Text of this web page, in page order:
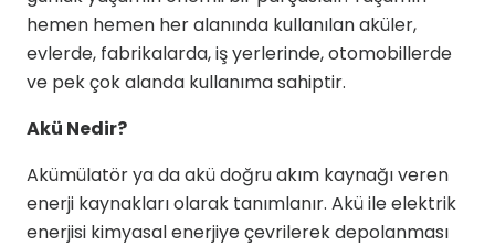
hemen hemen her alanında kullanılan aküler,
evlerde, fabrikalarda, iş yerlerinde, otomobillerde
ve pek çok alanda kullanıma sahiptir.
Akü Nedir?
Akümülatör ya da akü doğru akım kaynağı veren
enerji kaynakları olarak tanımlanır. Akü ile elektrik
enerjisi kimyasal enerjiye çevrilerek depolanması